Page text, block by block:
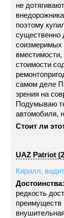
не
поэтому
существенно
соизмеримых
стоимости
самом деле
зрения на
Подумываю
автомобиля,
Стоит ли
UAZ Patriot
Кирилл,
Достоинства:
редкость